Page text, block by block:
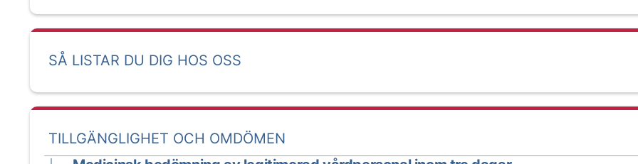
SÅ LISTAR DU DIG HOS OSS
TILLGÄNGLIGHET OCH OMDÖMEN